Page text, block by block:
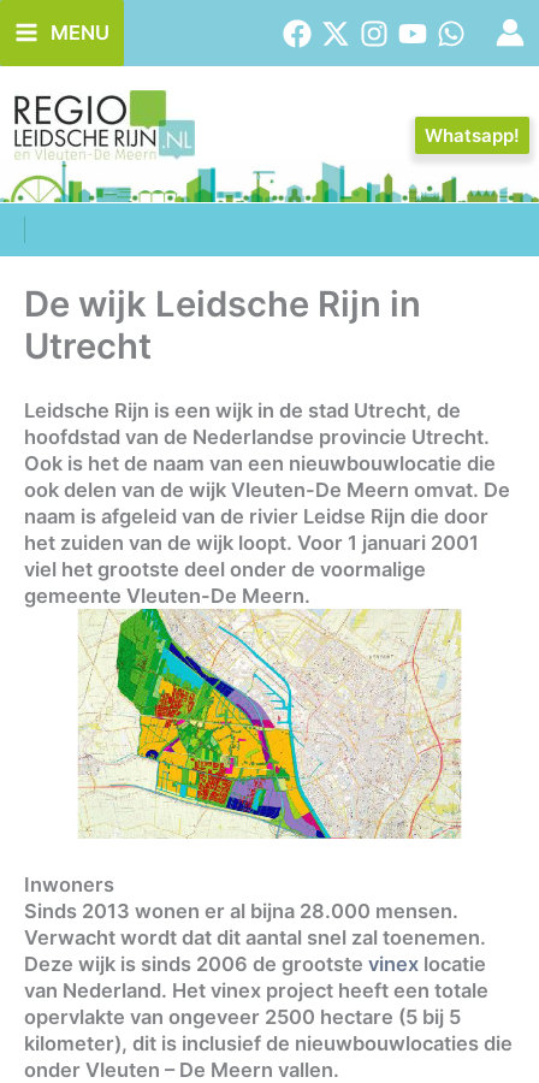
naar
de
inhoud
MENU
Whatsapp!
De wijk Leidsche Rijn in
Utrecht
Leidsche Rijn is een wijk in de stad Utrecht, de
hoofdstad van de Nederlandse provincie Utrecht.
Ook is het de naam van een nieuwbouwlocatie die
ook delen van de wijk Vleuten-De Meern omvat. De
naam is afgeleid van de rivier Leidse Rijn die door
het zuiden van de wijk loopt. Voor 1 januari 2001
viel het grootste deel onder de voormalige
gemeente Vleuten-De Meern.
Inwoners
Sinds 2013 wonen er al bijna 28.000 mensen.
Verwacht wordt dat dit aantal snel zal toenemen.
Deze wijk is sinds 2006 de grootste vinex locatie
van Nederland. Het vinex project heeft een totale
opervlakte van ongeveer 2500 hectare (5 bij 5
kilometer), dit is inclusief de nieuwbouwlocaties die
onder Vleuten – De Meern vallen.